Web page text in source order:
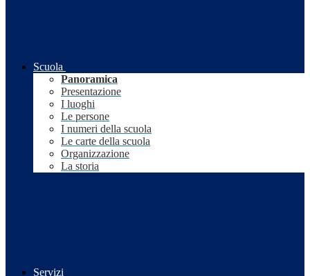
Scuola
Panoramica
Presentazione
I luoghi
Le persone
I numeri della scuola
Le carte della scuola
Organizzazione
La storia
Servizi